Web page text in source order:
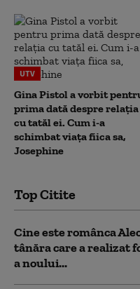
UTV
Gina Pistol a vorbit
prima dată despre relația
cu tatăl ei. Cum i-a
schimbat viața fiica sa,
Josephine
Top Citite
Cine este românca
tânăra care a realizat
a noului...